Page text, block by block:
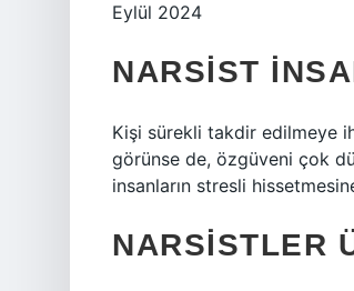
Eylül 2024
NARSIST
Kişi sürekli takdir edilmeye
görünse de, özgüveni çok
insanların stresli
NARSISTLER